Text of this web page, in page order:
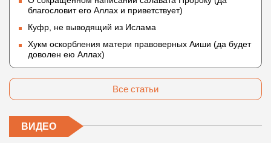
благословит его Аллах и приветствует)
Куфр, не выводящий из Ислама
Хукм оскорбления матери правоверных Аиши (да будет
доволен ею Аллах)
Все статьи
ВИДЕО